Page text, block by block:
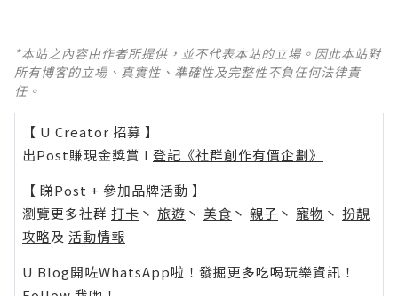
*本站之內容由作者所提供，並不代表本站的立場。因此本站對
所有博客的立場、真實性、準確性及完整性不負任何法律責
任。
【 U Creator 招募 】
出Post賺現金獎賞 l 登記《社群創作有價企劃》
【 睇Post + 參加品牌活動 】
瀏覽更多社群 打卡 丶 旅遊 丶 美食 丶 親子 丶 寵物 丶 扮靚
攻略及 活動情報
U Blog開咗WhatsApp啦！發掘更多吃喝玩樂資訊！